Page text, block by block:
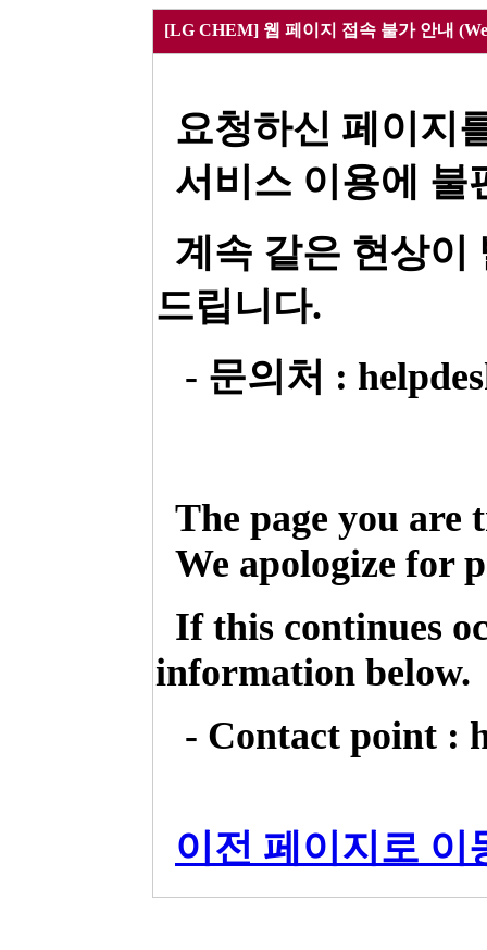
[LG CHEM] 웹 페이지 접속 불가 안내
요청하신 페이지
서비스 이용에 불
계속 같은 현상이
드립니다.
- 문의처 :
The page you are
We apologize for
If this continues
information below.
- Contact point :
이전 페이지로 이